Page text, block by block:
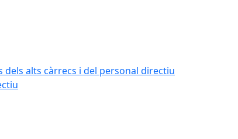
alts càrrecs i del personal directiu